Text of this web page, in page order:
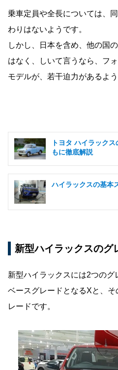
乗車定員や全長については、
わりはないようです。
しかし、日本を含め、他の国
はなく、しいて言うなら、フ
モデルが、若干迫力があるよ
トヨタ ハイラック
もに徹底解説
ハイラックスの基本
新型ハイラックスのグ
新型ハイラックスには2つのグ
ベースグレードとなるXと、
レードです。